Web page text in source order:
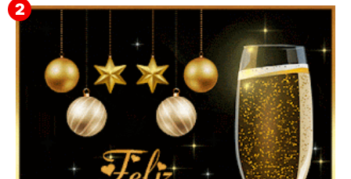
▷ Imágenes 2026 PNG sin Fondo y Transparentes en
3D 【DESCARGAR GRATIS】 ⬇️